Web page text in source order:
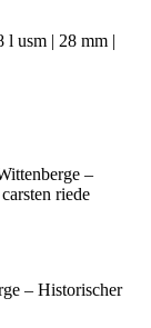
l usm | 28 mm |
– Historischer